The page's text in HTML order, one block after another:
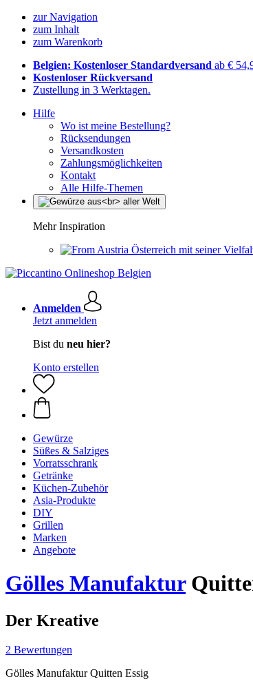
zur Navigation
zum Inhalt
zum Warenkorb
Belgien: Kostenloser Standardversand ab €
Kostenloser Rückversand
Zustellung in 3 Werktagen.
Hilfe
Wo ist meine Bestellung?
Rücksendungen
Versandkosten
Zahlungsmöglichkeiten
Kontakt
Alle Hilfe-Themen
Mehr Inspiration
Österreich mit seiner
Anmelden
Jetzt anmelden
Bist du neu hier?
Konto erstellen
Gewürze
Süßes & Salziges
Vorratsschrank
Getränke
Küchen-Zubehör
Asia-Produkte
DIY
Grillen
Marken
Angebote
Gölles Manufaktur
Der Kreative
2 Bewertungen
Gölles Manufaktur Quitten Essig